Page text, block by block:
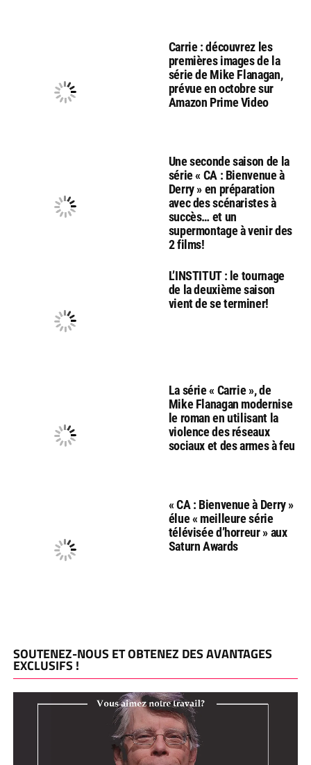
Carrie : découvrez les
premières images de la
série de Mike Flanagan,
prévue en octobre sur
Amazon Prime Video
Une seconde saison de la
série « CA : Bienvenue à
Derry » en préparation
avec des scénaristes à
succès… et un
supermontage à venir des
2 films!
L’INSTITUT : le tournage
de la deuxième saison
vient de se terminer!
La série « Carrie », de
Mike Flanagan modernise
le roman en utilisant la
violence des réseaux
sociaux et des armes à feu
« CA : Bienvenue à Derry »
élue « meilleure série
télévisée d’horreur » aux
Saturn Awards
SOUTENEZ-NOUS ET OBTENEZ DES AVANTAGES
EXCLUSIFS !